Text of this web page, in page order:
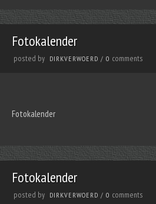
Fotokalender
posted by DIRKVERWOERD / 0 comments
Fotokalender
Fotokalender
posted by DIRKVERWOERD / 0 comments